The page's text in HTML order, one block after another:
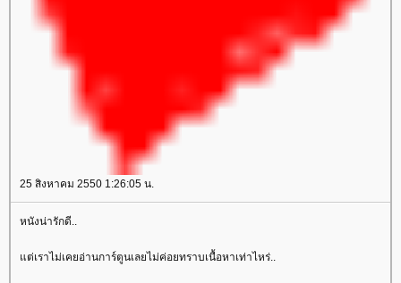
25 สิงหาคม 2550 1:26:05 น.
หนังน่ารักดี..
ต่เราไม่เคยอ่านการ์ตูนเลยไม่ค่อยทราบเนื้อหาเท่าไหร่..